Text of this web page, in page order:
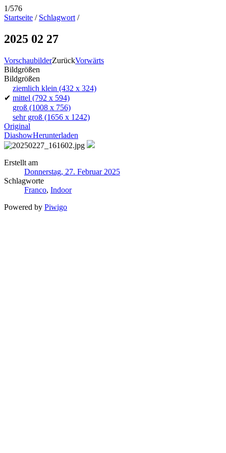
1/576
Startseite / Schlagwort /
2025 02 27
VorschaubilderZurückVorwärts
Bildgrößen
Bildgrößen
ziemlich klein (432 x 324)
✔ mittel (792 x 594)
groß (1008 x 756)
sehr groß (1656 x 1242)
Original
DiashowHerunterladen
Erstellt am
Donnerstag, 27. Februar 2025
Schlagworte
Franco, Indoor
Powered by Piwigo